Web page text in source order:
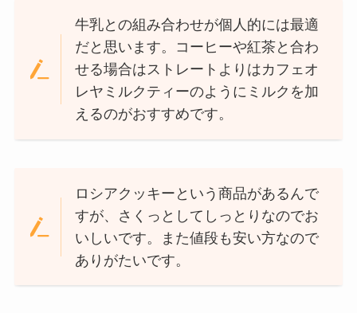
牛乳との組み合わせが個人的には最適
だと思います。コーヒーや紅茶と合わ
せる場合はストレートよりはカフェオ
レヤミルクティーのようにミルクを加
えるのがおすすめです。
ロシアクッキーという商品があるんで
すが、さくっとしてしっとりなのでお
いしいです。また値段も安い方なので
ありがたいです。